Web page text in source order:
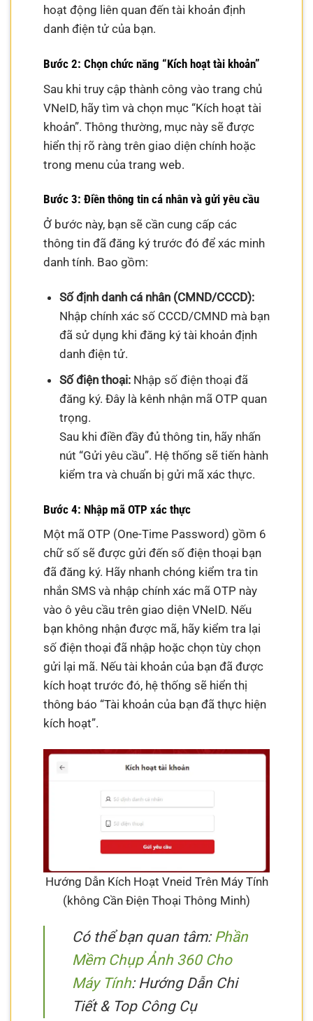
hoạt động liên quan đến tài khoản định
danh điện tử của bạn.
Bước 2: Chọn chức năng “Kích hoạt tài khoản”
Sau khi truy cập thành công vào trang chủ
VNeID, hãy tìm và chọn mục “Kích hoạt tài
khoản”. Thông thường, mục này sẽ được
hiển thị rõ ràng trên giao diện chính hoặc
trong menu của trang web.
Bước 3: Điền thông tin cá nhân và gửi yêu cầu
Ở bước này, bạn sẽ cần cung cấp các
thông tin đã đăng ký trước đó để xác minh
danh tính. Bao gồm:
Số định danh cá nhân (CMND/CCCD):
Nhập chính xác số CCCD/CMND mà bạn
đã sử dụng khi đăng ký tài khoản định
danh điện tử.
Số điện thoại:Nhập số điện thoại đã
đăng ký. Đây là kênh nhận mã OTP quan
trọng.
Sau khi điền đầy đủ thông tin, hãy nhấn
nút “Gửi yêu cầu”. Hệ thống sẽ tiến hành
kiểm tra và chuẩn bị gửi mã xác thực.
Bước 4: Nhập mã OTP xác thực
Một mã OTP (One-Time Password) gồm 6
chữ số sẽ được gửi đến số điện thoại bạn
đã đăng ký. Hãy nhanh chóng kiểm tra tin
nhắn SMS và nhập chính xác mã OTP này
vào ô yêu cầu trên giao diện VNeID. Nếu
bạn không nhận được mã, hãy kiểm tra lại
số điện thoại đã nhập hoặc chọn tùy chọn
gửi lại mã. Nếu tài khoản của bạn đã được
kích hoạt trước đó, hệ thống sẽ hiển thị
thông báo “Tài khoản của bạn đã thực hiện
kích hoạt”.
Hướng Dẫn Kích Hoạt Vneid Trên Máy Tính
(không Cần Điện Thoại Thông Minh)
Có thể bạn quan tâm:Phần
Mềm Chụp Ảnh 360 Cho
Máy Tính: Hướng Dẫn Chi
Tiết & Top Công Cụ